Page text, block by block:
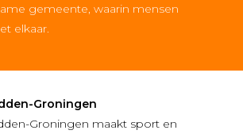
gemeente, waarin mensen
elkaar.
Groningen
Groningen maakt sport en